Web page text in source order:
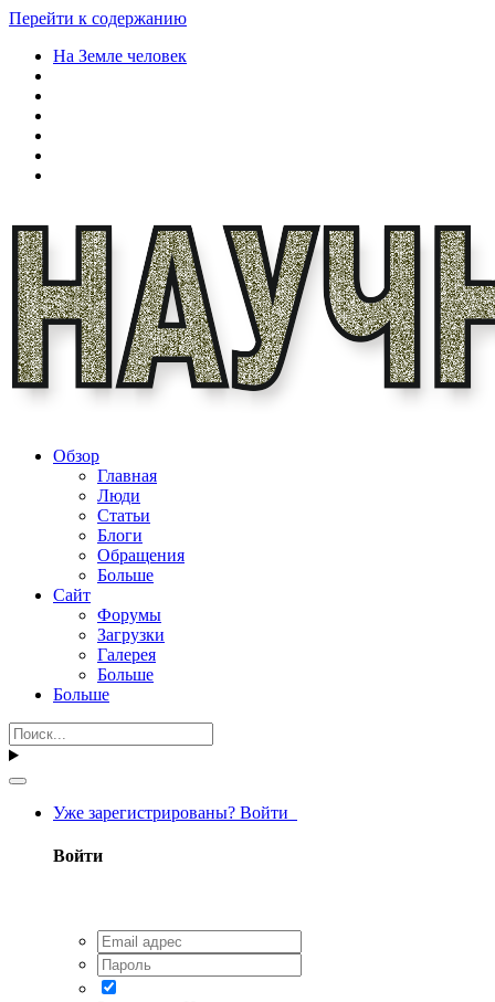
Перейти к содержанию
На Земле человек
Обзор
Главная
Люди
Статьи
Блоги
Обращения
Больше
Сайт
Форумы
Загрузки
Галерея
Больше
Больше
Уже зарегистрированы? Войти
Войти